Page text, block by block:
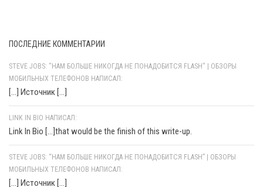
ПОСЛЕДНИЕ КОММЕНТАРИИ
STEVE JOBS: "НАМ БОЛЬШЕ НИКОГДА НЕ ПОНАДОБИТСЯ FLASH" | ОБЗОРЫ
МОБИЛЬНЫХ ТЕЛЕФОНОВ НАПИСАЛ:
[…] Источник […]
LINK IN BIO НАПИСАЛ:
Link In Bio [...]that would be the finish of this write-up.
STEVE JOBS: “НАМ БОЛЬШЕ НИКОГДА НЕ ПОНАДОБИТСЯ FLASH” | ОБЗОРЫ
МОБИЛЬНЫХ ТЕЛЕФОНОВ НАПИСАЛ:
[…] Источник […]